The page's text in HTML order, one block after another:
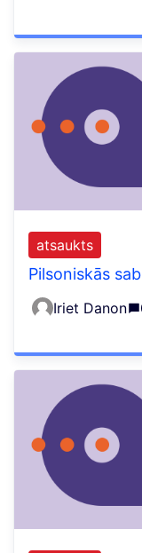
Pilsoniskās
atsaukts
Iriet Danon